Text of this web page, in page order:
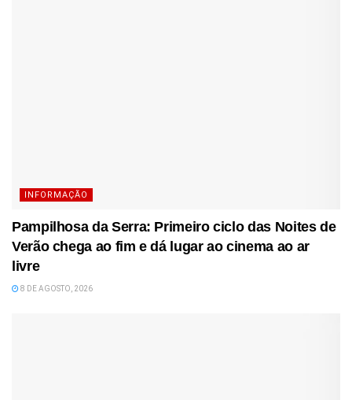
INFORMAÇÃO
Pampilhosa da Serra: Primeiro ciclo das Noites de
Verão chega ao fim e dá lugar ao cinema ao ar
livre
8 DE AGOSTO, 2026